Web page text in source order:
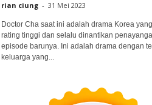
rian ciung - 31 Mei 2023
Doctor Cha saat ini adalah drama Korea
rating tinggi dan selalu dinantikan
episode barunya. Ini adalah drama dengan
keluarga yang...